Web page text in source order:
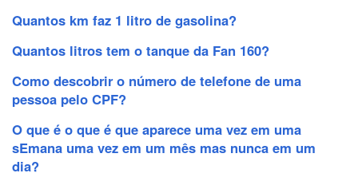
Quantos km faz 1 litro de gasolina?
Quantos litros tem o tanque da Fan 160?
Como descobrir o número de telefone de uma
pessoa pelo CPF?
O que é o que é que aparece uma vez em uma
sEmana uma vez em um mês mas nunca em um
dia?